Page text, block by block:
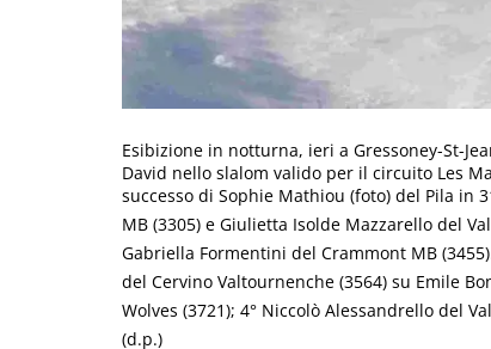
Esibizione in notturna, ieri a Gressoney-St-
David nello slalom valido per il circuito Les
successo di Sophie Mathiou (foto) del Pila in
MB (3305) e Giulietta Isolde Mazzarello del Val
Gabriella Formentini del Crammont MB
del Cervino Valtournenche (3564) su Emile
Wolves (3721); 4° Niccolò Alessandrello del
(d.p.)